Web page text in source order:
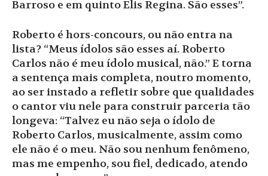
Barroso e em quinto Elis Regina. São esses”.
Roberto é hors-concours, ou não entra na
lista? “Meus ídolos são esses aí. Roberto
Carlos não é meu ídolo musical, não.” E torna
a sentença mais completa, noutro momento,
ao ser instado a refletir sobre que qualidades
o cantor viu nele para construir parceria tão
longeva: “Talvez eu não seja o ídolo de
Roberto Carlos, musicalmente, assim como
ele não é o meu. Não sou nenhum fenômeno,
mas me empenho, sou fiel, dedicado, atendo